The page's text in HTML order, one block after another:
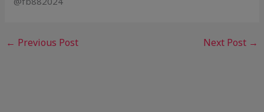
← Previous Post Next Post →